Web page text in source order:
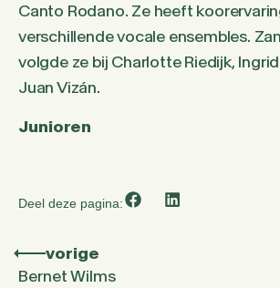
Canto Rodano. Ze heeft
verschillende vocale ensembles.
volgde ze bij Charlotte Riedijk,
Juan Vizán.
Junioren
Deel deze pagina:
vorige
Bernet Wilms